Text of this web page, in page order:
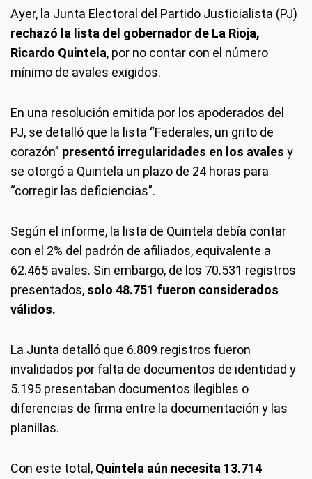
Ayer, la Junta Electoral del Partido Justicialista (PJ)
rechazó la lista del gobernador de La Rioja,
Ricardo Quintela, por no contar con el número
mínimo de avales exigidos.
En una resolución emitida por los apoderados del
PJ, se detalló que la lista “Federales, un grito de
corazón” presentó irregularidades en los avales y
se otorgó a Quintela un plazo de 24 horas para
“corregir las deficiencias”.
Según el informe, la lista de Quintela debía contar
con el 2% del padrón de afiliados, equivalente a
62.465 avales. Sin embargo, de los 70.531 registros
presentados, solo 48.751 fueron considerados
válidos.
La Junta detalló que 6.809 registros fueron
invalidados por falta de documentos de identidad y
5.195 presentaban documentos ilegibles o
diferencias de firma entre la documentación y las
planillas.
Con este total, Quintela aún necesita 13.714